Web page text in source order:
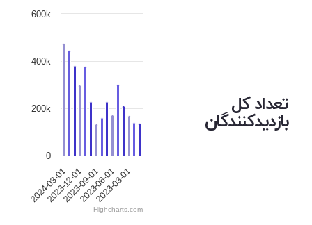
تعداد کل
بازدیدکنندگان
2024-03-01
2023-12-01
2023-09-01
2023-06-01
2023-03-01
0
200k
400k
600k
Highcharts.com